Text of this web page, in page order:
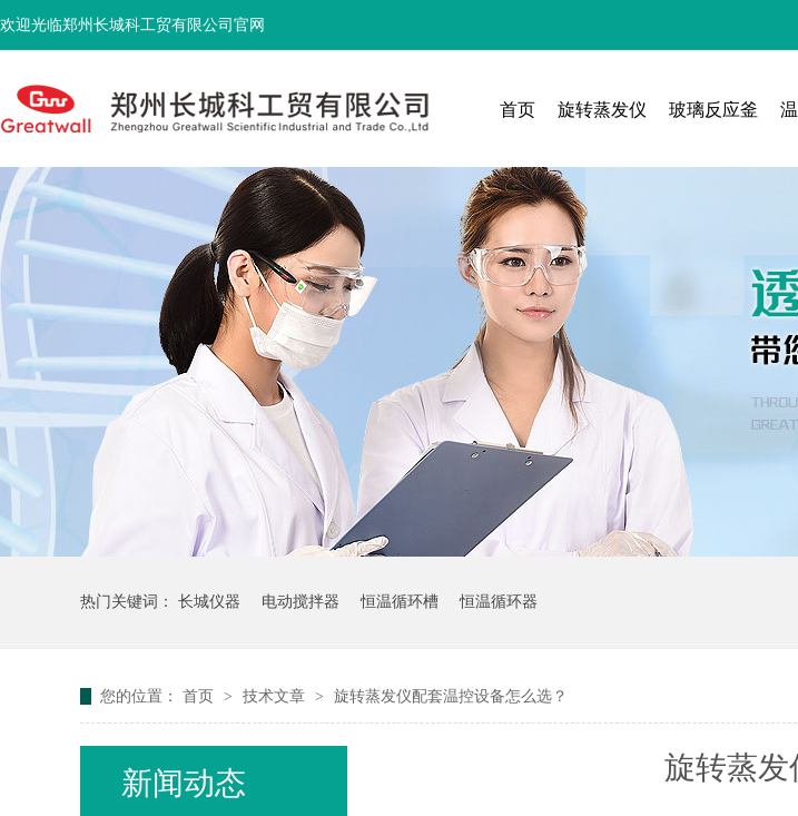
欢迎光临郑州长城科工贸有限公司官网
首页 旋转蒸发仪 玻璃反应釜
热门关键词： 长城仪器 电动搅拌器 恒温循环槽 恒温循环器
您的位置： 首页 > 技术文章 > 旋转蒸发仪配套温控设备怎么选？
旋转蒸发
新闻动态